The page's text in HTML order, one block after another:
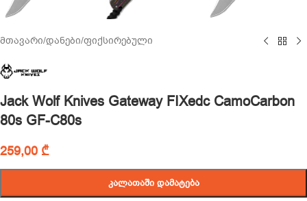
მთავარი/დანები/ფიქსირებული
Jack Wolf Knives Gateway FIXedc CamoCarbon
80s GF-C80s
259,00 ₾
ᲙᲐᲚᲐᲗᲐᲨᲘ ᲓᲐᲛᲐᲢᲔᲑᲐ